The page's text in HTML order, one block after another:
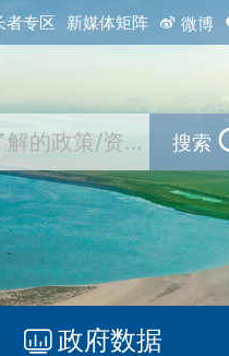
者专区 新媒体矩阵 微博
搜索
政府数据